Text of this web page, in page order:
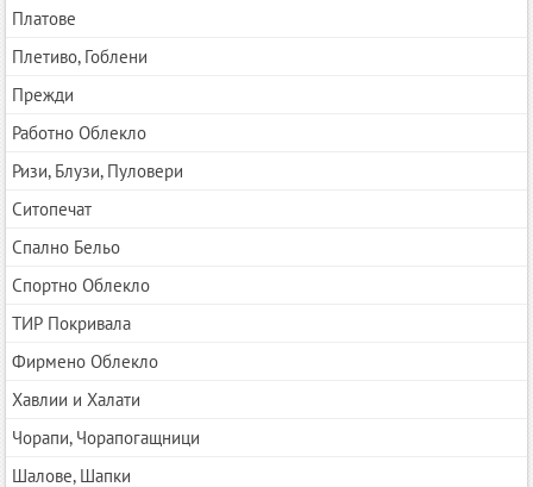
Платове
Плетиво, Гоблени
Прежди
Работно Облекло
Ризи, Блузи, Пуловери
Ситопечат
Спално Бельо
Спортно Облекло
ТИР Покривала
Фирмено Облекло
Хавлии и Халати
Чорапи, Чорапогащници
Шалове, Шапки